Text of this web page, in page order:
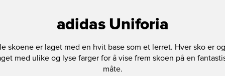
adidas Uniforia
skoene er laget med en hvit base som et lerret. Hver sko er
med ulike og lyse farger for å vise frem skoen på en
måte.